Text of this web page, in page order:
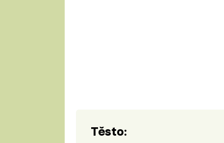
Těsto: